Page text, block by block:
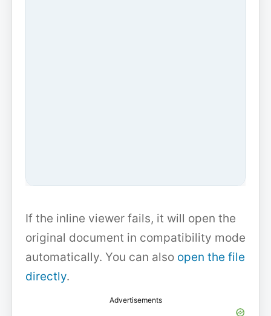
If the inline viewer fails, it will open the
original document in compatibility mode
automatically. You can also open the file
directly.
Advertisements